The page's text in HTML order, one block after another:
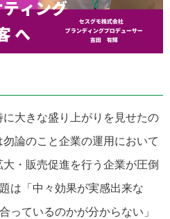
に大きな盛り上がりを見せたの
勿論のこと企業の運用において
大・販売促進を行う企業が圧倒
は「中々効果が実感出来な
っているのかが分からない」